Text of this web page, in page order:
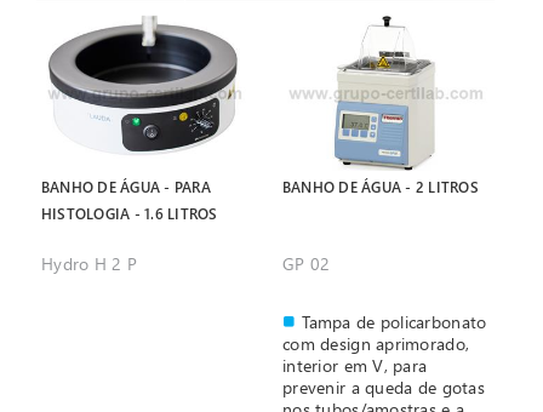
BANHO DE ÁGUA - PARA
HISTOLOGIA - 1.6 LITROS
Hydro H 2 P
BANHO DE ÁGUA - 2 LITROS
GP 02
Tampa de policarbonato
com design aprimorado,
interior em V, para
prevenir a queda de gotas